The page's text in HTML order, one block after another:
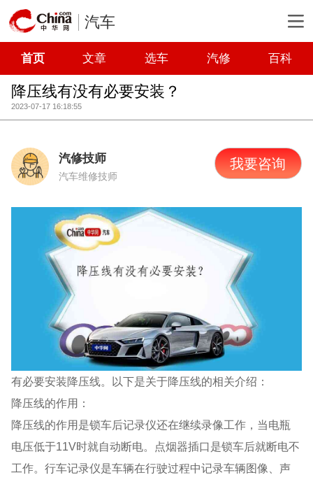
汽车
首页 文章 选车 汽修 百科
降压线有没有必要安装？
2023-07-17 16:18:55
汽修技师
汽车维修技师
我要咨询
有必要安装降压线。以下是关于降压线的相关介绍：
降压线的作用：
降压线的作用是锁车后记录仪还在继续录像工作，当电瓶
电压低于11V时就自动断电。点烟器插口是锁车后就断电不
工作。行车记录仪是车辆在行驶过程中记录车辆图像、声